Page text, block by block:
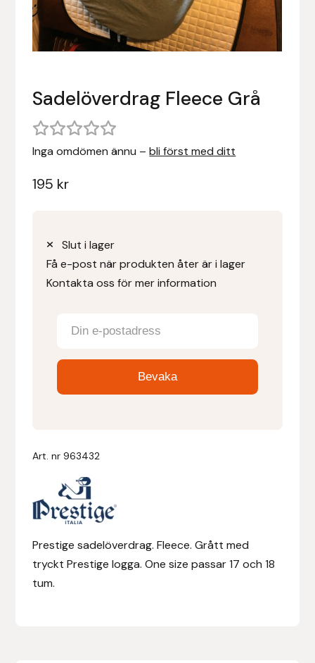
Sadelöverdrag Fleece Grå
Inga omdömen ännu –bli först med ditt
195 kr
Slut i lager
Få e-post när produkten åter är i lager
Kontakta oss för mer information
Art. nr963432
Prestige sadelöverdrag. Fleece. Grått med
tryckt Prestige logga. One size passar 17 och 18
tum.
Stigläder
Träning och longering
Ridbyxor, kjolar, overaller mm
Ridskor och ridstövlar
Tävlingskavajer och blusar
Beris Bits
Boett
Bomber Bits
Catago Equestrian
Denni Design / Bomber Bits
Dy’on
E.A. Mattes
Eclipse Biofarmab
Ekholm Nordic